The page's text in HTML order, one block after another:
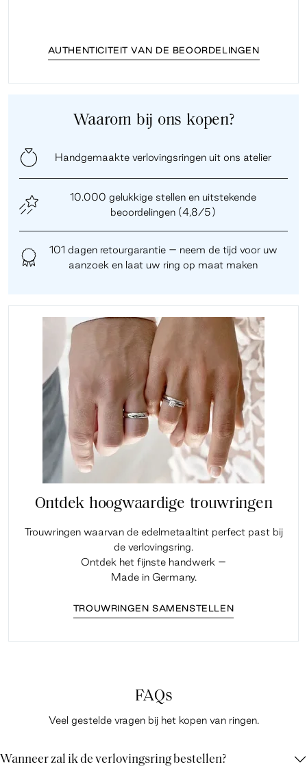
AUTHENTICITEIT VAN DE BEOORDELINGEN
Waarom bij ons kopen?
Handgemaakte verlovingsringen uit ons atelier
10.000 gelukkige stellen en uitstekende
beoordelingen (4,8/5)
101 dagen retourgarantie – neem de tijd voor uw
aanzoek en laat uw ring op maat maken
Ontdek hoogwaardige trouwringen
Trouwringen waarvan de edelmetaaltint perfect past bij
de verlovingsring.
Ontdek het fijnste handwerk –
Made in Germany.
TROUWRINGEN SAMENSTELLEN
FAQs
Veel gestelde vragen bij het kopen van ringen.
Wanneer zal ik de verlovingsring bestellen?